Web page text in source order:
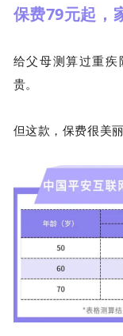
保费79元起，
给父母测算过重
贵。
但这款，保费很美丽